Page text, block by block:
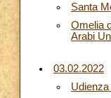
Santa
Omelia
Arabi
03.02.2022